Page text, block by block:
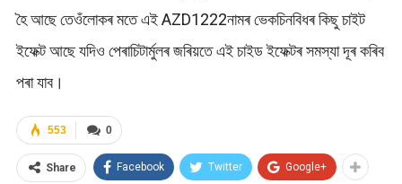
হৈ আছে তেওঁলোকৰ মতে এই AZD1222নামৰ ভেকচিনবিধৰ কিছু চাইট
ইফেক্ট আছে যদিও পেৰাচিটাৰ্মুলৰ জৰিয়তে এই চাইড ইফেক্টৰ সমস্যা দূৰ কৰিব
পৰা যাব।
0
553
Share Facebook Twitter Google+